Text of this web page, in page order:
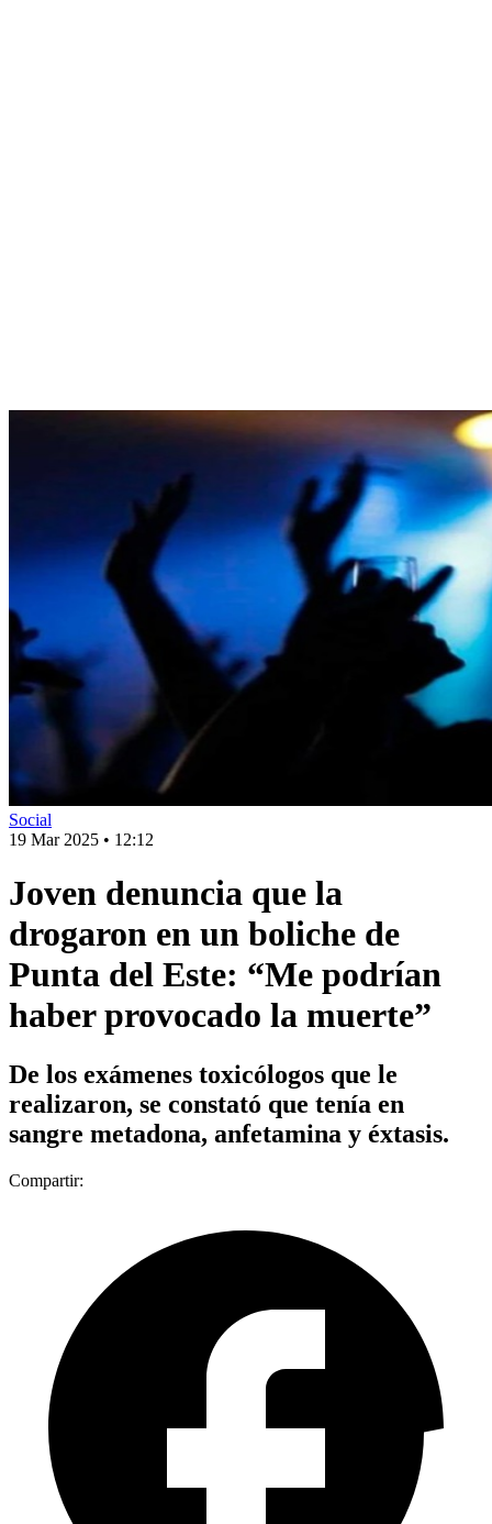
Social
19 Mar 2025 • 12:12
Joven denuncia que la
drogaron en un boliche de
Punta del Este: “Me podrían
haber provocado la muerte”
De los exámenes toxicólogos que le
realizaron, se constató que tenía en
sangre metadona, anfetamina y éxtasis.
Compartir: